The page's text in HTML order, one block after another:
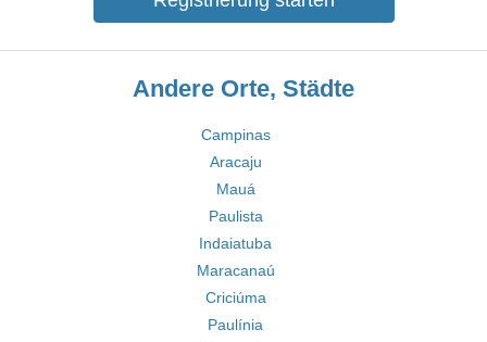
Andere Orte, Städte
Campinas
Aracaju
Mauá
Paulista
Indaiatuba
Maracanaú
Criciúma
Paulínia